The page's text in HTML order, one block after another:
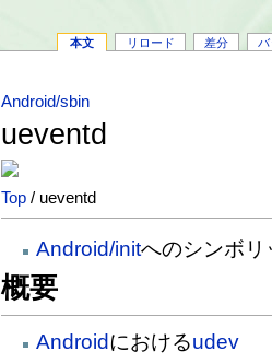
本文 リロード 差分 バ
Android/sbin
ueventd
Top / ueventd
Android/initへのシンボリ
概要
Androidにおけるudev